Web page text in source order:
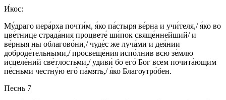
И́кос:
Му́драго иера́рха почти́м, я́ко па́стыря ве́рна и учи́теля,/ я́ко во
цве́тнице страда́ния процвете́ ши́пок свяще́ннейший/ и
ве́рныя ны облагово́ни,/ чуде́с же луча́ми и дея́нии
доброде́тельными,/ просвеще́ния испо́лнив всю зе́млю
исцеле́ний све́тлостьми,/ удиви́ бо его́ Бог всем почита́ющим
пе́сньми честну́ю его́ па́мять,/ я́ко Благоутро́бен.
Песнь 7